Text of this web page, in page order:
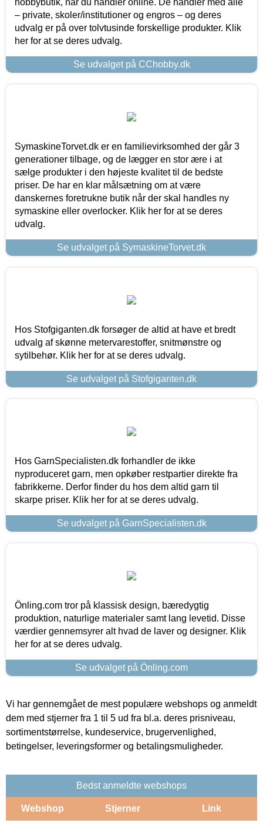
– private, skoler/institutioner og engros – og deres
udvalg er på over tolvtusinde forskellige produkter. Klik
her for at se deres udvalg.
Se udvalget på CChobby.dk
SymaskineTorvet.dk er en familievirksomhed der går 3
generationer tilbage, og de lægger en stor ære i at
sælge produkter i den højeste kvalitet til de bedste
priser. De har en klar målsætning om at være
danskernes foretrukne butik når der skal handles ny
symaskine eller overlocker. Klik her for at se deres
udvalg.
Se udvalget på SymaskineTorvet.dk
Hos Stofgiganten.dk forsøger de altid at have et bredt
udvalg af skønne metervarestoffer, snitmønstre og
sytilbehør. Klik her for at se deres udvalg.
Se udvalget på Stofgiganten.dk
Hos GarnSpecialisten.dk forhandler de ikke
nyproduceret garn, men opkøber restpartier direkte fra
fabrikkerne. Derfor finder du hos dem altid garn til
skarpe priser. Klik her for at se deres udvalg.
Se udvalget på GarnSpecialisten.dk
Önling.com tror på klassisk design, bæredygtig
produktion, naturlige materialer samt lang levetid. Disse
værdier gennemsyrer alt hvad de laver og designer. Klik
her for at se deres udvalg.
Se udvalget på Önling.com
Vi har gennemgået de mest populære webshops og anmeldt
dem med stjerner fra 1 til 5 ud fra bl.a. deres prisniveau,
sortimentstørrelse, kundeservice, brugervenlighed,
betingelser, leveringsformer og betalingsmuligheder.
Bedst anmeldte webshops
Webshop Stjerner Link